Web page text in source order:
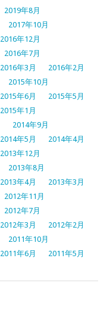
2019年8月
2017年10月
2016年12月
2016年7月
2016年3月
2016年2月
2015年10月
2015年6月
2015年5月
2015年1月
2014年9月
2014年5月
2014年4月
2013年12月
2013年8月
2013年4月
2013年3月
2012年11月
2012年7月
2012年3月
2012年2月
2011年10月
2011年6月 2011年5月